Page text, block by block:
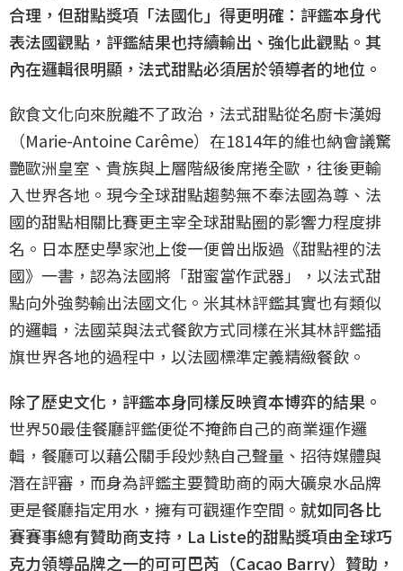
合理，但甜點獎項「法國化」得更明確：評鑑本身代
表法國觀點，評鑑結果也持續輸出、強化此觀點。其
內在邏輯很明顯，法式甜點必須居於領導者的地位。
飲食文化向來脫離不了政治，法式甜點從名廚卡漢姆
（Marie-Antoine Carême）在1814年的維也納會議驚
艷歐洲皇室、貴族與上層階級後席捲全歐，往後更輸
入世界各地。現今全球甜點趨勢無不奉法國為尊、法
國的甜點相關比賽更主宰全球甜點圈的影響力程度排
名。日本歷史學家池上俊一便曾出版過《甜點裡的法
國》一書，認為法國將「甜蜜當作武器」，以法式甜
點向外強勢輸出法國文化。米其林評鑑其實也有類似
的邏輯，法國菜與法式餐飲方式同樣在米其林評鑑插
旗世界各地的過程中，以法國標準定義精緻餐飲。
除了歷史文化，評鑑本身同樣反映資本博弈的結果。
世界50最佳餐廳評鑑便從不掩飾自己的商業運作邏
輯，餐廳可以藉公關手段炒熱自己聲量、招待媒體與
潛在評審，而身為評鑑主要贊助商的兩大礦泉水品牌
更是餐廳指定用水，擁有可觀運作空間。 就如同各比
賽賽事總有贊助商支持，La Liste的甜點獎項由全球巧
克力領導品牌之一的可可巴芮（Cacao Barry）贊助，